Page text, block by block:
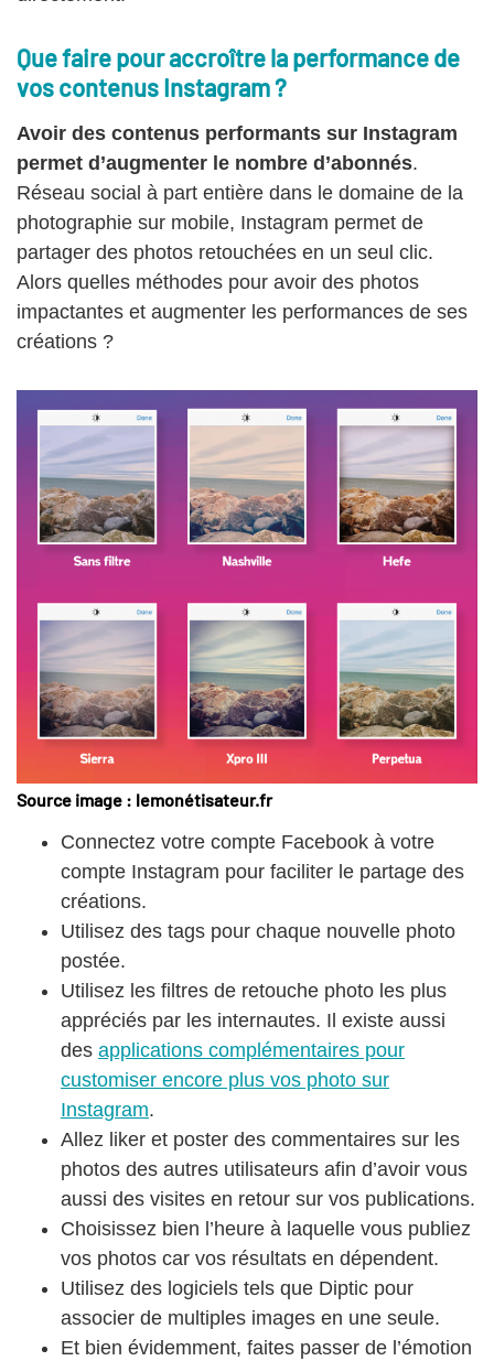
Que faire pour accroître la performance de
vos contenus Instagram ?
Avoir des contenus performants sur Instagram
permet d’augmenter le nombre d’abonnés.
Réseau social à part entière dans le domaine de la
photographie sur mobile, Instagram permet de
partager des photos retouchées en un seul clic.
Alors quelles méthodes pour avoir des photos
impactantes et augmenter les performances de ses
créations ?
Source image : lemonétisateur.fr
Connectez votre compte Facebook à votre
compte Instagram pour faciliter le partage des
créations.
Utilisez des tags pour chaque nouvelle photo
postée.
Utilisez les filtres de retouche photo les plus
appréciés par les internautes. Il existe aussi
des applications complémentaires pour
customiser encore plus vos photo sur
Instagram.
Allez liker et poster des commentaires sur les
photos des autres utilisateurs afin d’avoir vous
aussi des visites en retour sur vos publications.
Choisissez bien l’heure à laquelle vous publiez
vos photos car vos résultats en dépendent.
Utilisez des logiciels tels que Diptic pour
associer de multiples images en une seule.
Et bien évidemment, faites passer de l’émotion